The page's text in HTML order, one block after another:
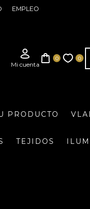
EMPLEO
PRODUCTO
TEJIDOS